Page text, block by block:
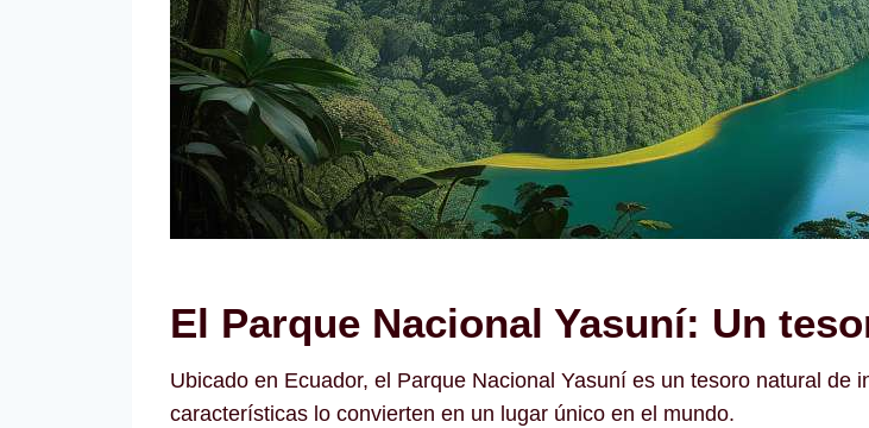
El Parque Nacional Yasuní: Un
Ubicado en Ecuador, el Parque Nacional Yasuní es un tesoro natural de
características lo convierten en un lugar único en el mundo.